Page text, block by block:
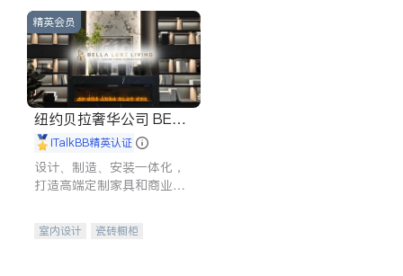
精英会员
纽约贝拉奢华公司 BELL
A LUXE
iTalkBB精英认证
设计、制造、安装一体化，
打造高端定制家具和商业空
室内设计
瓷砖橱柜